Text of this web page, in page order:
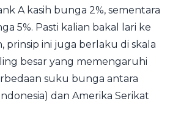
A kasih bunga 2%, sementara
5%. Pasti kalian bakal lari ke
prinsip ini juga berlaku di skala
besar yang memengaruhi
suku bunga antara
dan Amerika Serikat